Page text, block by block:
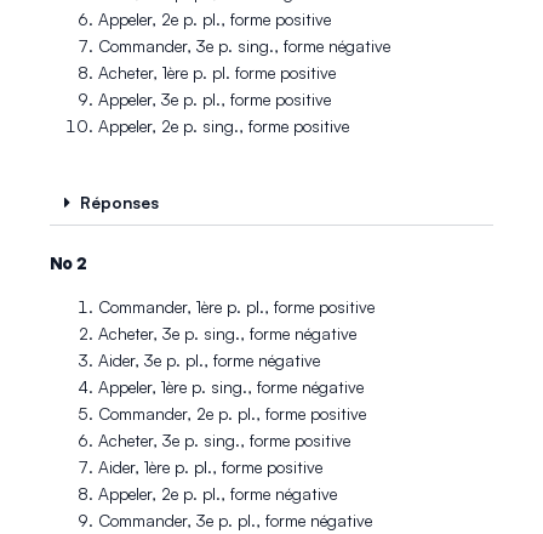
Appeler, 2e p. pl., forme positive
Commander, 3e p. sing., forme négative
Acheter, 1ère p. pl. forme positive
Appeler, 3e p. pl., forme positive
Appeler, 2e p. sing., forme positive
Réponses
No 2
Commander, 1ère p. pl., forme positive
Acheter, 3e p. sing., forme négative
Aider, 3e p. pl., forme négative
Appeler, 1ère p. sing., forme négative
Commander, 2e p. pl., forme positive
Acheter, 3e p. sing., forme positive
Aider, 1ère p. pl., forme positive
Appeler, 2e p. pl., forme négative
Commander, 3e p. pl., forme négative